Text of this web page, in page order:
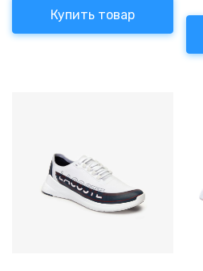
Купить товар